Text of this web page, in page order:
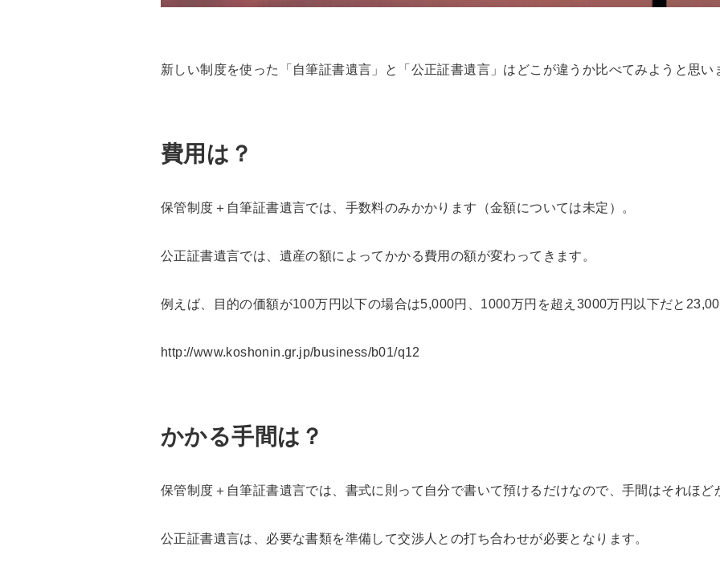
新しい制度を使った「自筆証書遺言」と「公正証書遺言」はどこが違うか比べてみようと思い
費用は？
保管制度＋自筆証書遺言では、手数料のみかかります（金額については未定）。
公正証書遺言では、遺産の額によってかかる費用の額が変わってきます。
例えば、目的の価額が100万円以下の場合は5,000円、1000万円を超え3000万円以下だと
http://www.koshonin.gr.jp/business/b01/q12
かかる手間は？
保管制度＋自筆証書遺言では、書式に則って自分で書いて預けるだけなので、手間はそれほど
公正証書遺言は、必要な書類を準備して交渉人との打ち合わせが必要となります。